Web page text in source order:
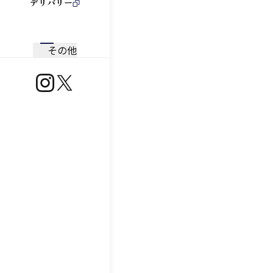
デリバリー
その他
https://www.instagram.com/ootoya.jp/
https://x.com/ootoya_gohan